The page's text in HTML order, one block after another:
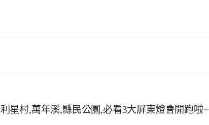
星村,萬年溪,縣民公園,必看3大屏東燈會開跑啦~